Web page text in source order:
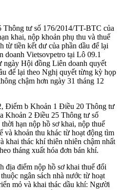
tư số 176/2014/TT-BTC của
khai, nộp khoản phụ thu và thuế
từ tiền kết dư của phần dầu để lại
doanh Vietsovpetro tại Lô 09.1
ngày Hội đồng Liên doanh quyết
để lại theo Nghị quyết từng kỳ họp
chậm hơn ngày 31 tháng 12
Điểm b Khoản 1 Điều 20 Thông tư
Khoản 2 Điều 25 Thông tư số
hạn nộp hồ sơ khai, nộp thuế
và khoản thu khác từ hoạt động tìm
khai thác khí thiên nhiên chậm nhất
tháng xuất hóa đơn bán khí.
địa điểm nộp hồ sơ khai thuế đối
ngân sách nhà nước từ hoạt
mỏ và khai thác dầu khí: Người